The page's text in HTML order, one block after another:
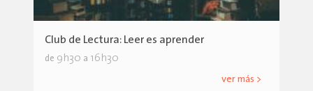
Club de Lectura: Leer es aprender
de 9h30 a 16h30
ver más >